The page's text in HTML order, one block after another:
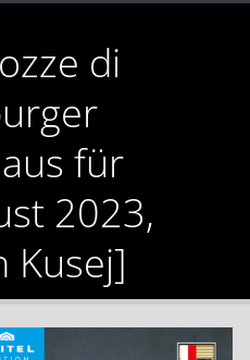
di
für
2023,
Kusej]